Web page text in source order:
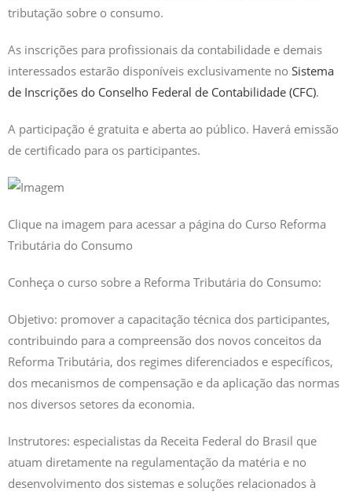
tributação sobre o consumo.
As inscrições para profissionais da contabilidade e demais
interessados estarão disponíveis exclusivamente no Sistema
de Inscrições do Conselho Federal de Contabilidade (CFC).
A participação é gratuita e aberta ao público. Haverá emissão
de certificado para os participantes.
Clique na imagem para acessar a página do Curso Reforma
Tributária do Consumo
Conheça o curso sobre a Reforma Tributária do Consumo:
Objetivo: promover a capacitação técnica dos participantes,
contribuindo para a compreensão dos novos conceitos da
Reforma Tributária, dos regimes diferenciados e específicos,
dos mecanismos de compensação e da aplicação das normas
nos diversos setores da economia.
Instrutores: especialistas da Receita Federal do Brasil que
atuam diretamente na regulamentação da matéria e no
desenvolvimento dos sistemas e soluções relacionados à